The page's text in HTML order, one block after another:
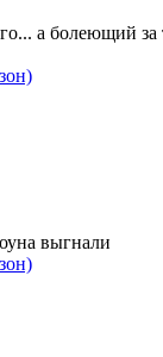
а болеющий за
выгнали